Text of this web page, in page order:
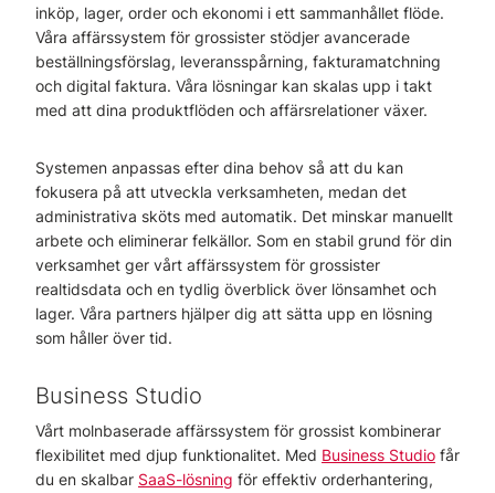
inköp, lager, order och ekonomi i ett sammanhållet flöde.
Våra affärssystem för grossister stödjer avancerade
beställningsförslag, leveransspårning, fakturamatchning
och digital faktura. Våra lösningar kan skalas upp i takt
med att dina produktflöden och affärsrelationer växer.
Systemen anpassas efter dina behov så att du kan
fokusera på att utveckla verksamheten, medan det
administrativa sköts med automatik. Det minskar manuellt
arbete och eliminerar felkällor. Som en stabil grund för din
verksamhet ger vårt affärssystem för grossister
realtidsdata och en tydlig överblick över lönsamhet och
lager. Våra partners hjälper dig att sätta upp en lösning
som håller över tid.
Business Studio
Vårt molnbaserade affärssystem för grossist kombinerar
flexibilitet med djup funktionalitet. Med Business Studio får
du en skalbar SaaS-lösning för effektiv orderhantering,